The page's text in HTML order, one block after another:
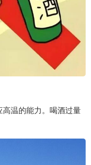
温的能力。喝酒过量